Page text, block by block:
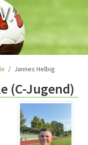
Jannes Helbig
(C-Jugend)